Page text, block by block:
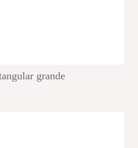
grande